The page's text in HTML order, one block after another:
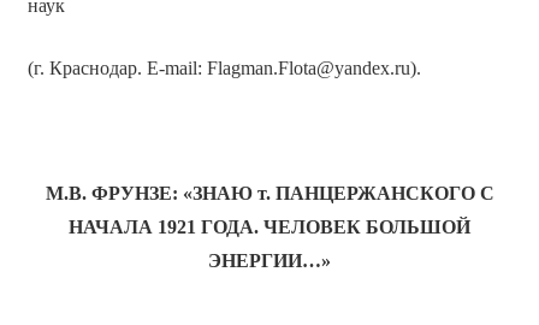
наук
(г. Краснодар. E-mail: Flagman.Flota@yandex.ru).
М.В. ФРУНЗЕ: «ЗНАЮ т. ПАНЦЕРЖАНСКОГО С
НАЧАЛА 1921 ГОДА. ЧЕЛОВЕК БОЛЬШОЙ
ЭНЕРГИИ…»